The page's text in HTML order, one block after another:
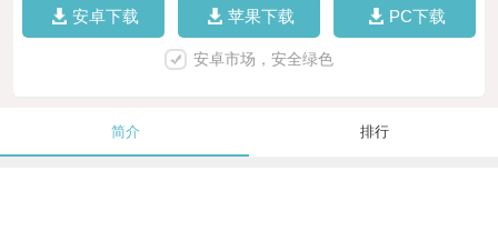
安卓下载 苹果下载 PC下载
安卓市场，安全绿色
简介 排行